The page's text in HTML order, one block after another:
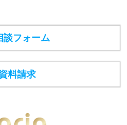
談フォーム
料請求